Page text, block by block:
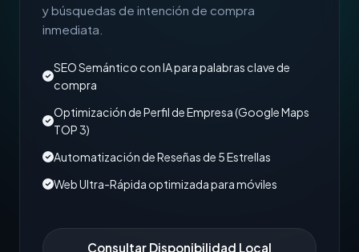
y búsquedas de intención de compra
inmediata.
SEO Semántico con IA para palabras clave de
compra
Optimización de Perfil de Empresa (Google Maps
TOP 3)
Automatización de Reseñas de 5 Estrellas
Web Ultra-Rápida optimizada para móviles
Consultar Disponibilidad Local